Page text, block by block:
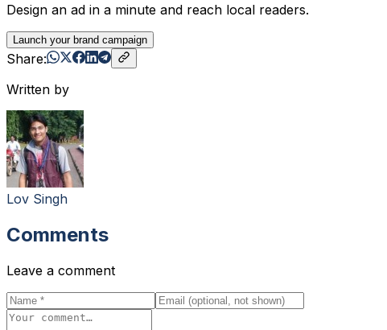
Design an ad in a minute and reach local readers.
Launch your brand campaign
Share:
Written by
Lov Singh
Comments
Leave a comment